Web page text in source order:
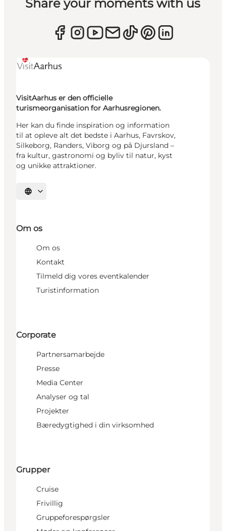
Share your moments with us
VisitAarhus er den officielle
turismeorganisation for Aarhusregionen.
Her kan du finde inspiration og information
til at opleve alt det bedste i Aarhus, Favrskov,
Silkeborg, Randers, Viborg og på Djursland –
fra kultur, gastronomi og byliv til natur, kyst
og unikke attraktioner.
Vælg sprog
Om os
Om os
Kontakt
Tilmeld dig vores eventkalender
Turistinformation
Corporate
Partnersamarbejde
Presse
Media Center
Analyser og tal
Projekter
Bæredygtighed i din virksomhed
Grupper
Cruise
Frivillig
Gruppeforespørgsler